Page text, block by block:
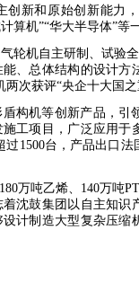
创新和原始创新能力
算机”“华大半导体”
轮机自主研制、试验
、总体结构的设计
次获评“央企十大国
构机等创新产品，引
工项目，广泛应用
过1500台，产品出口
180万吨乙烯、140万吨
沈鼓集团以自主知识
计制造大型复杂压缩